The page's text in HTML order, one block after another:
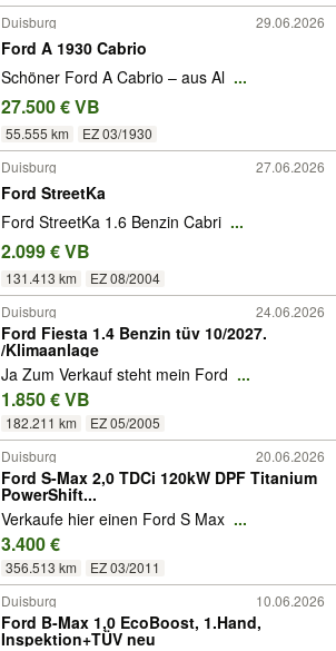
Duisburg 29.06.2026
Ford A 1930 Cabrio
Schöner Ford A Cabrio – aus Al ...
27.500 € VB
55.555 km EZ 03/1930
Duisburg 27.06.2026
Ford StreetKa
Ford StreetKa 1.6 Benzin Cabri ...
2.099 € VB
131.413 km EZ 08/2004
Duisburg 24.06.2026
Ford Fiesta 1.4 Benzin tüv 10/2027.
/Klimaanlage
Ja Zum Verkauf steht mein Ford ...
1.850 € VB
182.211 km EZ 05/2005
Duisburg 20.06.2026
Ford S-Max 2,0 TDCi 120kW DPF Titanium
PowerShift...
Verkaufe hier einen Ford S Max ...
3.400 €
356.513 km EZ 03/2011
Duisburg 10.06.2026
Ford B-Max 1,0 EcoBoost, 1.Hand,
Inspektion+TÜV neu